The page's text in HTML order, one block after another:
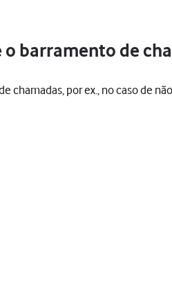
barramento de
chamadas, por ex., no caso de